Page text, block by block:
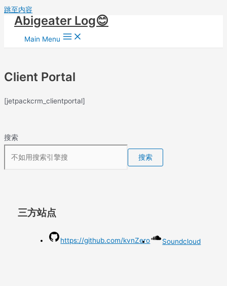
跳至内容
Abigeater Log😊
Main Menu
Client Portal
[jetpackcrm_clientportal]
搜索
搜索
三方站点
https://github.com/kvnZero Soundcloud